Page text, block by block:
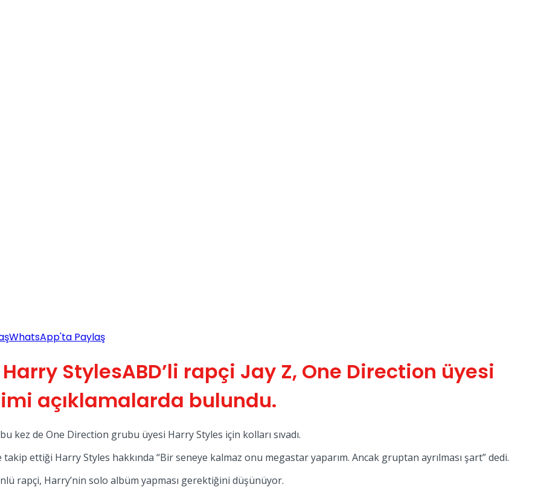
WhatsApp'ta Paylaş
ABD’li rapçi Jay Z, One Direction üyesi
açıklamalarda bulundu.
kez de One Direction grubu üyesi Harry Styles için kolları sıvadı.
ettiği Harry Styles hakkında “Bir seneye kalmaz onu megastar yaparım. Ancak gruptan ayrılması şart” dedi.
rapçi, Harry’nin solo albüm yapması gerektiğini düşünüyor.